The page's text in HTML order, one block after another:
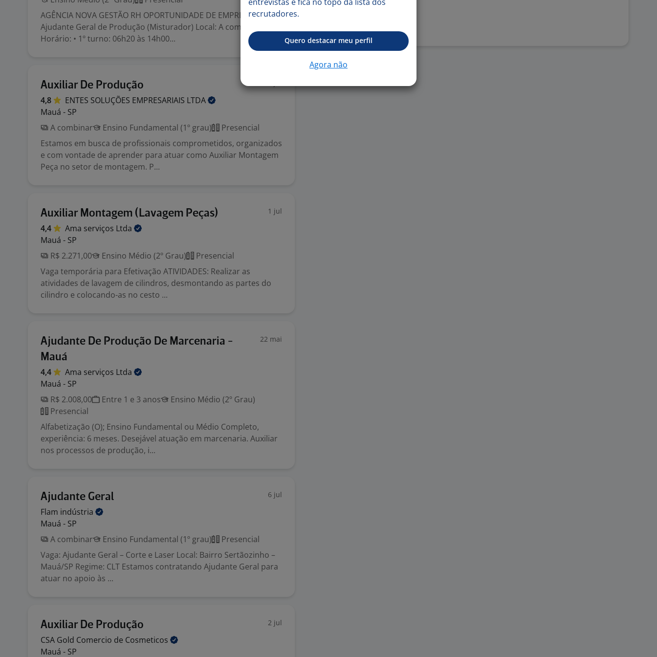
AGÊNCIA NOVA GESTÃO RH OPORTUNIDADE DE EMPREGO Cargo:
Ajudante Geral de Produção (Misturador) Local: A combinar
Horário: • 1º turno: 06h20 às 14h00...
Auxiliar De Produção
4,8 ENTES SOLUÇÕES EMPRESARIAIS LTDA
Mauá - SP
A combinar
Ensino Fundamental (1º grau)
Presencial
Estamos em busca de profissionais comprometidos, organizados
e com vontade de aprender para atuar como Auxiliar Montagem
Peça no setor de montagem. P...
Auxiliar Montagem (Lavagem Peças) 1 jul
4,4 Ama serviços Ltda
Mauá - SP
R$ 2.271,00
Ensino Médio (2º Grau)
Presencial
Vaga temporária para Efetivação ATIVIDADES: Realizar as
atividades de lavagem de cilindros, desmontando as partes do
cilindro e colocando-as no cesto ...
Ajudante De Produção De Marcenaria -
Mauá
22 mai
4,4 Ama serviços Ltda
Mauá - SP
R$ 2.008,00
Entre 1 e 3 anos
Ensino Médio (2º Grau)
Presencial
Alfabetização (O); Ensino Fundamental ou Médio Completo,
experiência: 6 meses. Desejável atuação em marcenaria. Auxiliar
nos processos de produção, i...
Ajudante Geral 6 jul
Flam indústria
Mauá - SP
A combinar
Ensino Fundamental (1º grau)
Presencial
Vaga: Ajudante Geral – Corte e Laser Local: Bairro Sertãozinho –
Mauá/SP Regime: CLT Estamos contratando Ajudante Geral para
atuar no apoio às ...
Auxiliar De Produção 2 jul
CSA Gold Comercio de Cosmeticos
Mauá - SP
recrutadores.
Quero destacar meu perfil
Agora não